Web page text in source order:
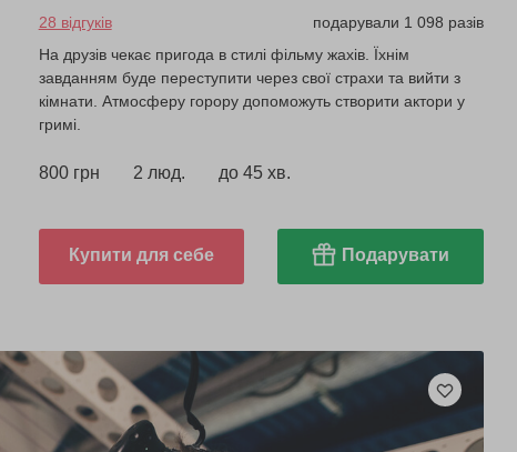
28 відгуків
подарували 1 098 разів
На друзів чекає пригода в стилі фільму жахів. Їхнім
завданням буде переступити через свої страхи та вийти з
кімнати. Атмосферу горору допоможуть створити актори у
гримі.
800 грн 2 люд. до 45 хв.
Купити для себе Подарувати